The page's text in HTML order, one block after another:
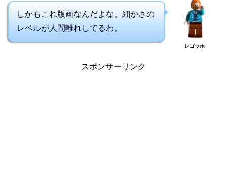
しかもこれ版画なんだよな。細かさの
レベルが人間離れしてるわ。
レゴッホ
スポンサーリンク